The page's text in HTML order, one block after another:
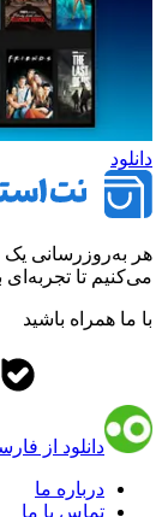
دانلود
هر به‌روزرسانی
می‌کنیم تا تجربه‌ای
با ما همراه باشید
دانلود از
درباره ما
تماس با ما